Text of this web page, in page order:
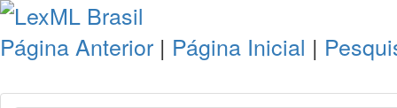
Página Anterior | Página Inicial |